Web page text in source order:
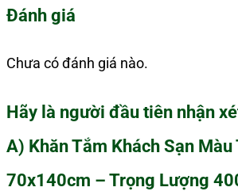
Đánh giá
Chưa có đánh giá nào.
Hãy là người đầu tiên nhận
A) Khăn Tắm Khách Sạn Màu
70x140cm – Trọng Lượng